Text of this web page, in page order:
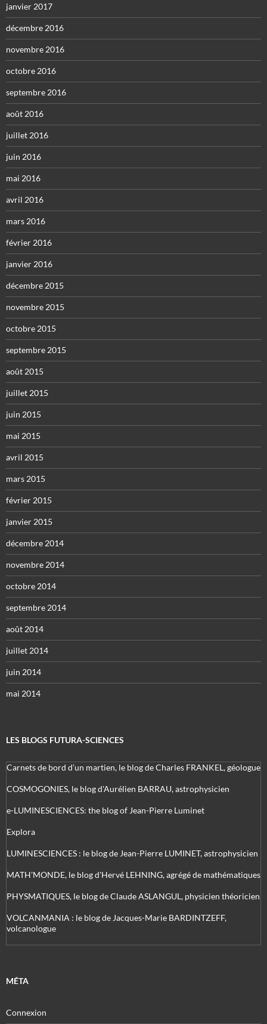
janvier 2017
décembre 2016
novembre 2016
octobre 2016
septembre 2016
août 2016
juillet 2016
juin 2016
mai 2016
avril 2016
mars 2016
février 2016
janvier 2016
décembre 2015
novembre 2015
octobre 2015
septembre 2015
août 2015
juillet 2015
juin 2015
mai 2015
avril 2015
mars 2015
février 2015
janvier 2015
décembre 2014
novembre 2014
octobre 2014
septembre 2014
août 2014
juillet 2014
juin 2014
mai 2014
LES BLOGS FUTURA-SCIENCES
Carnets de bord d’un martien, le blog de Charles FRANKEL, géologue
COSMOGONIES, le blog d'Aurélien BARRAU, astrophysicien
e-LUMINESCIENCES: the blog of Jean-Pierre Luminet
Explora
LUMINESCIENCES : le blog de Jean-Pierre LUMINET, astrophysicien
MATH'MONDE, le blog d'Hervé LEHNING, agrégé de mathématiques
PHYSMATIQUES, le blog de Claude ASLANGUL, physicien théoricien
VOLCANMANIA : le blog de Jacques-Marie BARDINTZEFF,
volcanologue
MÉTA
Connexion